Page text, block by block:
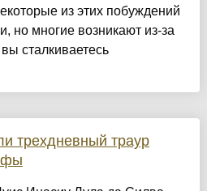
из этих побуждений
но многие возникают из-за
сталкиваетесь
трехдневный траур